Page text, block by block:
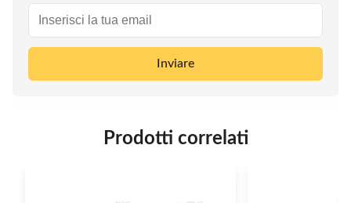
Inviare
Prodotti correlati